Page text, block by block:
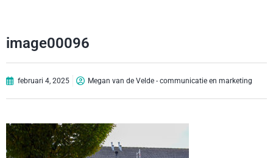
image00096
februari 4, 2025 Megan van de Velde - communicatie en marketing